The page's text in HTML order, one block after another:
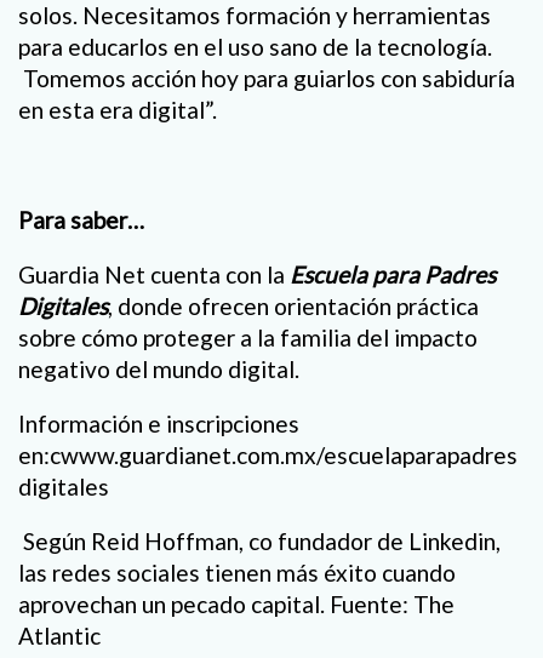
solos. Necesitamos formación y herramientas
para educarlos en el uso sano de la tecnología.
Tomemos acción hoy para guiarlos con sabiduría
en esta era digital”.
Para saber…
Guardia Net cuenta con la Escuela para Padres
Digitales, donde ofrecen orientación práctica
sobre cómo proteger a la familia del impacto
negativo del mundo digital.
Información e inscripciones
en:cwww.guardianet.com.mx/escuelaparapadres
digitales
Según Reid Hoffman, co fundador de Linkedin,
las redes sociales tienen más éxito cuando
aprovechan un pecado capital. Fuente: The
Atlantic